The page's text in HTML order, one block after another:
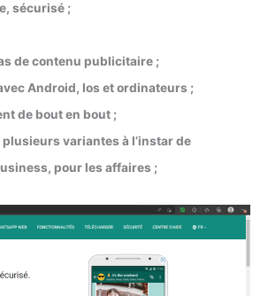
sécurisé ;
de contenu publicitaire ;
Android, Ios et ordinateurs ;
de bout en bout ;
plusieurs variantes à l’instar de
pour les affaires ;